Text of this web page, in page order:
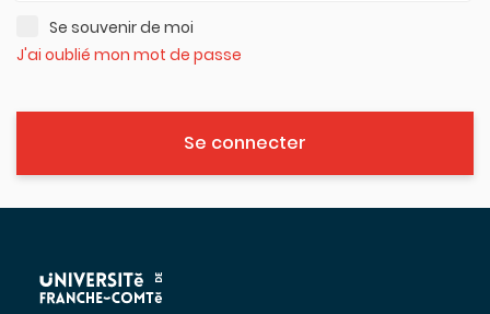
Se souvenir de moi
J'ai oublié mon mot de passe
Se connecter